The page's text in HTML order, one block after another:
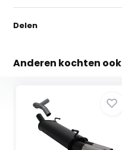
Delen
Anderen kochten ook